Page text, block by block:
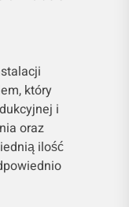
który
i
oraz
ilość